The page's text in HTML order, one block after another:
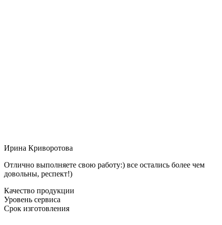
Ирина Криворотова
Отлично выполняете свою работу:) все остались более чем
довольны, респект!)
Качество продукции
Уровень сервиса
Срок изготовления